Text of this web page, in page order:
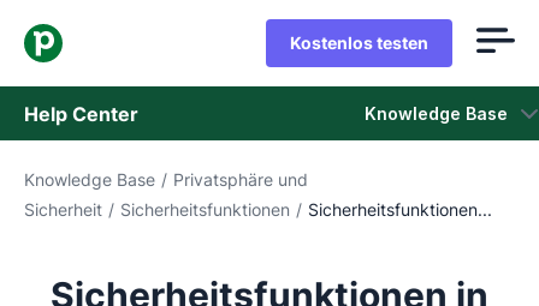
Kostenlos testen
Help Center Knowledge Base
Knowledge Base
Support kontaktieren
Knowledge Base / Privatsphäre und
Sicherheit / Sicherheitsfunktionen / Sicherheitsfunktionen...
Sicherheitsfunktionen in